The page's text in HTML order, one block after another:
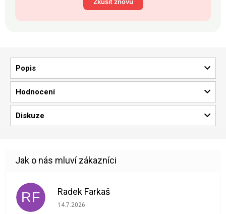
Popis
Hodnocení
Diskuze
RF Radek Farkaš
Hodnocení obchodu je 5 z 5 hvězdiček.
14.7.2026